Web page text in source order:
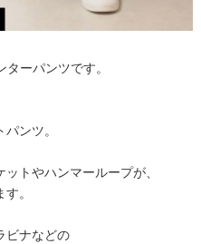
ーパンツです。
ンツ。
トやハンマーループが、
。
ビナなどの